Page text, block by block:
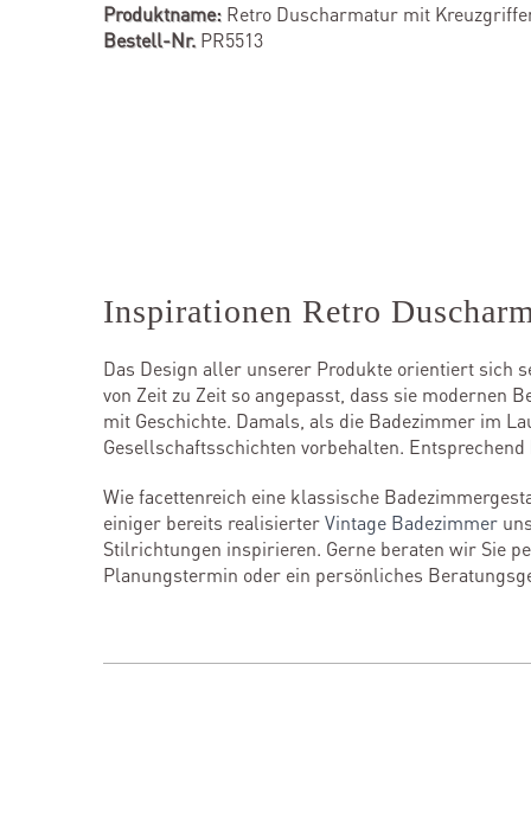
Produktname: Retro Duscharmatur mit
Bestell-Nr. PR5513
Inspirationen Retro
Das Design aller unserer Produkte orientiert sich
von Zeit zu Zeit so angepasst, dass sie modernen
mit Geschichte. Damals, als die Badezimmer im
Gesellschaftsschichten vorbehalten.
Wie facettenreich eine klassische
einiger bereits realisierterVintage Badezimmer
Stilrichtungen inspirieren. Gerne beraten wir Sie
Planungstermin oder ein persönliches